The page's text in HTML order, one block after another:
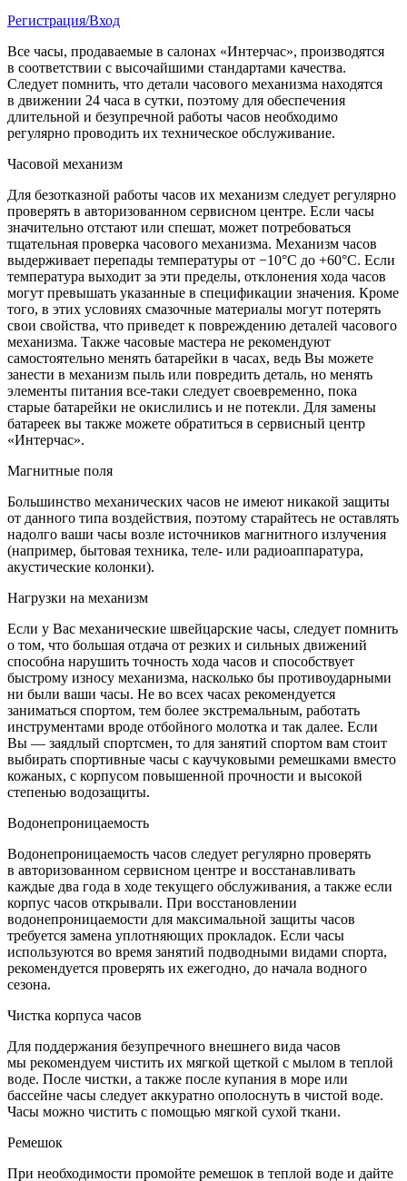
Регистрация/Вход
Все часы, продаваемые в салонах «Интерчас», производятся
в соответствии с высочайшими стандартами качества.
Следует помнить, что детали часового механизма находятся
в движении 24 часа в сутки, поэтому для обеспечения
длительной и безупречной работы часов необходимо
регулярно проводить их техническое обслуживание.
Часовой механизм
Для безотказной работы часов их механизм следует регулярно
проверять в авторизованном сервисном центре. Если часы
значительно отстают или спешат, может потребоваться
тщательная проверка часового механизма. Механизм часов
выдерживает перепады температуры от −10°C до +60°C. Если
температура выходит за эти пределы, отклонения хода часов
могут превышать указанные в спецификации значения. Кроме
того, в этих условиях смазочные материалы могут потерять
свои свойства, что приведет к повреждению деталей часового
механизма. Также часовые мастера не рекомендуют
самостоятельно менять батарейки в часах, ведь Вы можете
занести в механизм пыль или повредить деталь, но менять
элементы питания все-таки следует своевременно, пока
старые батарейки не окислились и не потекли. Для замены
батареек вы также можете обратиться в сервисный центр
«Интерчас».
Магнитные поля
Большинство механических часов не имеют никакой защиты
от данного типа воздействия, поэтому старайтесь не оставлять
надолго ваши часы возле источников магнитного излучения
(например, бытовая техника, теле- или радиоаппаратура,
акустические колонки).
Нагрузки на механизм
Если у Вас механические швейцарские часы, следует помнить
о том, что большая отдача от резких и сильных движений
способна нарушить точность хода часов и способствует
быстрому износу механизма, насколько бы противоударными
ни были ваши часы. Не во всех часах рекомендуется
заниматься спортом, тем более экстремальным, работать
инструментами вроде отбойного молотка и так далее. Если
Вы — заядлый спортсмен, то для занятий спортом вам стоит
выбирать спортивные часы с каучуковыми ремешками вместо
кожаных, с корпусом повышенной прочности и высокой
степенью водозащиты.
Водонепроницаемость
Водонепроницаемость часов следует регулярно проверять
в авторизованном сервисном центре и восстанавливать
каждые два года в ходе текущего обслуживания, а также если
корпус часов открывали. При восстановлении
водонепроницаемости для максимальной защиты часов
требуется замена уплотняющих прокладок. Если часы
используются во время занятий подводными видами спорта,
рекомендуется проверять их ежегодно, до начала водного
сезона.
Чистка корпуса часов
Для поддержания безупречного внешнего вида часов
мы рекомендуем чистить их мягкой щеткой с мылом в теплой
воде. После чистки, а также после купания в море или
бассейне часы следует аккуратно ополоснуть в чистой воде.
Часы можно чистить с помощью мягкой сухой ткани.
Ремешок
При необходимости промойте ремешок в теплой воде и дайте